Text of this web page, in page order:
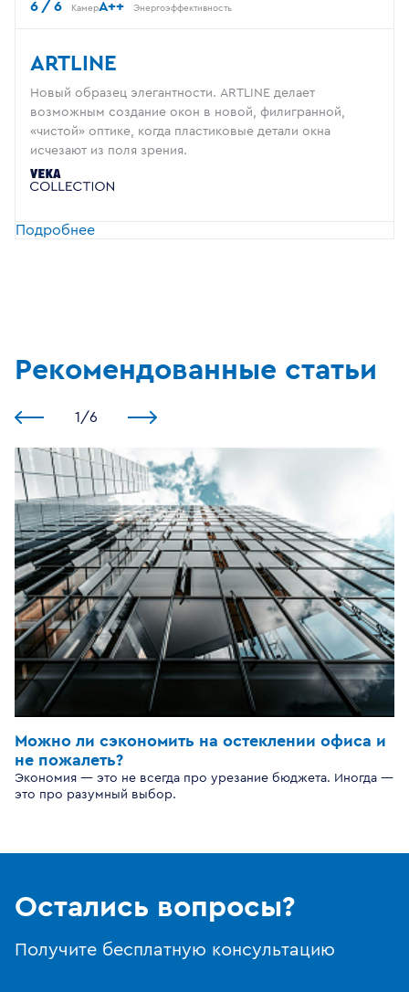
6 / 6 КамерA++ Энергоэффективность
ARTLINE
Новый образец элегантности. ARTLINE делает
возможным создание окон в новой, филигранной,
«чистой» оптике, когда пластиковые детали окна
исчезают из поля зрения.
Подробнее
Рекомендованные статьи
1 /6
Можно ли сэкономить на остеклении офиса и
не пожалеть?
Экономия — это не всегда про урезание бюджета. Иногда —
это про разумный выбор.
Остались вопросы?
Получите бесплатную консультацию